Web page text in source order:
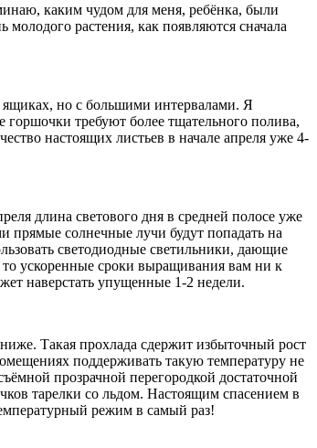
каким чудом для меня, ребёнка, были
растения, как появляются сначала
ящиках, но с большими интервалами. Я
горшочки требуют более тщательного полива,
настоящих листьев в начале апреля уже 4-
длина светового дня в средней полосе уже
прямые солнечные лучи будут попадать на
светодиодные светильники, дающие
ускоренные сроки выращивания вам ни к
наверстать упущенные 1-2 недели.
Такая прохлада сдержит избыточный рост
поддерживать такую температуру не
прозрачной перегородкой достаточной
тарелки со льдом. Настоящим спасением в
режим в самый раз!